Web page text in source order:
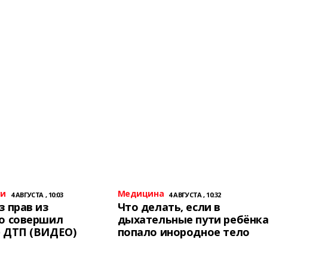
4 АВГУСТА , 10:03
прав из
совершил
ДТП (ВИДЕО)
Медицина 4 АВГУСТА , 10:32
Что делать, если в
дыхательные пути ребёнка
попало инородное тело